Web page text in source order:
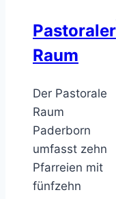
Pastoraler
Raum
Der Pastorale
Raum
Paderborn
umfasst zehn
Pfarreien mit
fünfzehn